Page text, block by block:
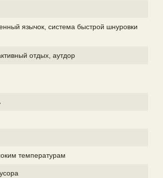
язычок, система быстрой шнуровки
отдых, аутдор
температурам